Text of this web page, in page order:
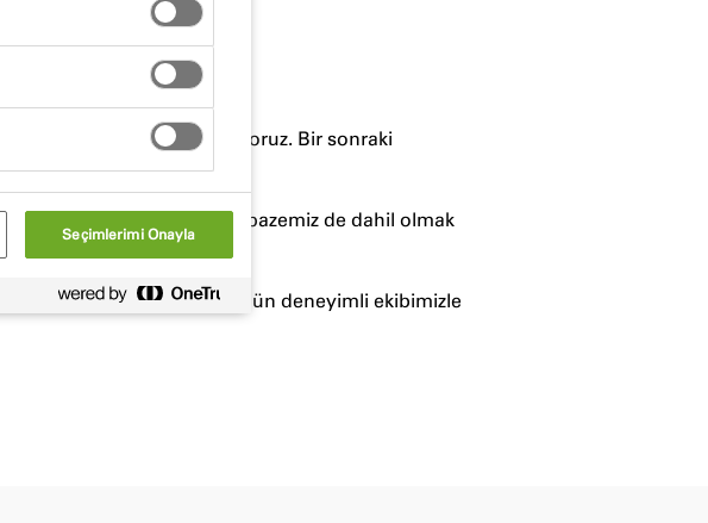
sektöre hizmet veriyoruz. Bir sonraki
ve yalıtım ürün yelpazemiz de dahil olmak
bulamıyor musunuz? Bugün deneyimli ekibimizle
Seçimlerimi Onayla